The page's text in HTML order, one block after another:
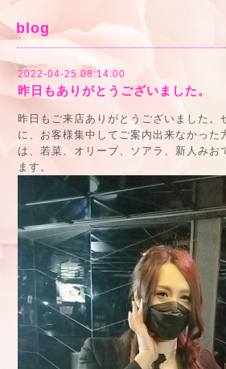
blog
2022-04-25 08:14:00
昨日もありがとうございました。
昨日もご来店ありがとうございました。
に、お客様集中してご案内出来なかった
は、若菜、オリーブ、ソアラ、新人みお
ます。